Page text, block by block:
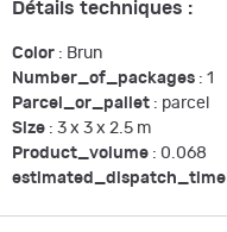
Détails techniques :
Color : Brun
Number_of_packages : 1
Parcel_or_pallet : parcel
Size : 3 x 3 x 2.5 m
Product_volume : 0.068
estimated_dispatch_time